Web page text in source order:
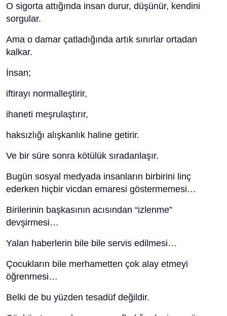
O sigorta attığında insan durur, düşünür, kendini
sorgular.
Ama o damar çatladığında artık sınırlar ortadan
kalkar.
İnsan;
iftirayı normalleştirir,
ihaneti meşrulaştırır,
haksızlığı alışkanlık haline getirir.
Ve bir süre sonra kötülük sıradanlaşır.
Bugün sosyal medyada insanların birbirini linç
ederken hiçbir vicdan emaresi göstermemesi…
Birilerinin başkasının acısından “izlenme”
devşirmesi…
Yalan haberlerin bile bile servis edilmesi…
Çocukların bile merhametten çok alay etmeyi
öğrenmesi…
Belki de bu yüzden tesadüf değildir.